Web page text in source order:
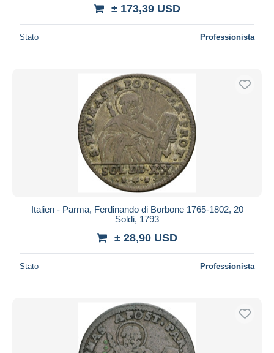
± 173,39 USD
Stato Professionista
Italien - Parma, Ferdinando di Borbone 1765-1802, 20
Soldi, 1793
± 28,90 USD
Stato Professionista